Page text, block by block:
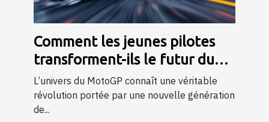
Comment les jeunes pilotes
transforment-ils le futur du
MotoGP ?
L’univers du MotoGP connaît une véritable
révolution portée par une nouvelle génération
de...